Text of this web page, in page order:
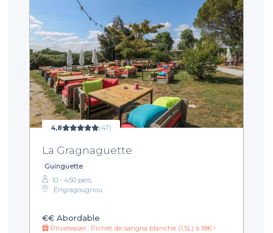
4,8 (47)
La Gragnaguette
Guinguette
10 - 450 pers.
Engragougnou
€€ Abordable
Privateaser : Pichet de sangria blanche (1,5L) à 18€ !